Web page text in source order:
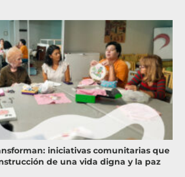
iniciativas comunitarias que
de una vida digna y la paz